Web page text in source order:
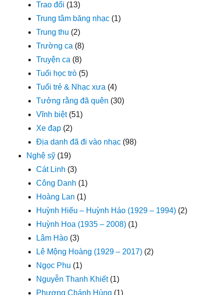
Trao đổi (13)
Trung tâm băng nhạc (1)
Trung thu (2)
Trường ca (8)
Truyện ca (8)
Tuổi học trò (5)
Tuổi trẻ & Nhạc xưa (4)
Tưởng rằng đã quên (30)
Vĩnh biệt(51)
Xe đạp (2)
Địa danh đã đi vào nhạc (98)
Nghệ sỹ (19)
Cát Linh (3)
Công Danh (1)
Hoàng Lan (1)
Huỳnh Hiếu – Huỳnh Háo (1929 – 1994) (2)
Huỳnh Hoa (1935 – 2008) (1)
Lâm Hào (3)
Lê Mộng Hoàng (1929 – 2017) (2)
Ngọc Phu (1)
Nguyễn Thanh Khiết(1)
Phương Chánh Hùng (1)